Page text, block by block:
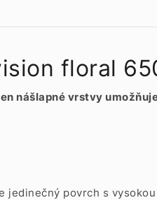
floral
nášlapné vrstvy
jedinečný povrch s